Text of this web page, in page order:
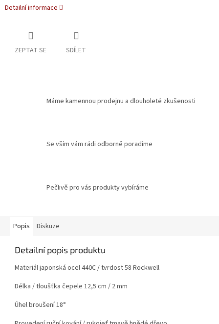
Detailní informace
ZEPTAT SE SDÍLET
Máme kamennou prodejnu a dlouholeté zkušenosti
Se vším vám rádi odborně poradíme
Pečlivě pro vás produkty vybíráme
Popis Diskuze
Detailní popis produktu
Materiál japonská ocel 440C / tvrdost 58 Rockwell
Délka / tloušťka čepele 12,5 cm / 2 mm
Úhel broušení 18°